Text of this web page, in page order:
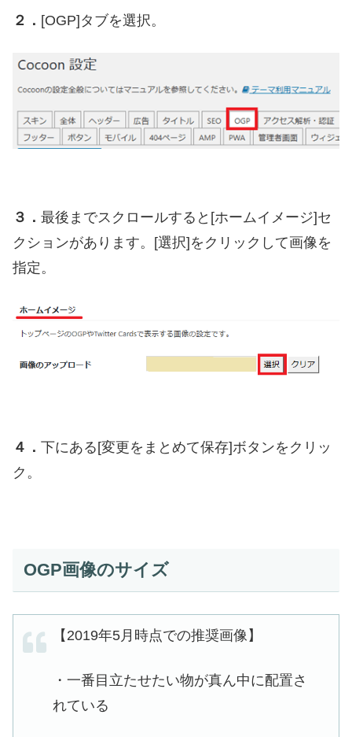
２． [OGP]タブを選択。
３． 最後までスクロールすると[ホームイメージ]セ
クションがあります。[選択]をクリックして画像を
指定。
４． 下にある[変更をまとめて保存]ボタンをクリッ
ク。
OGP画像のサイズ
【2019年5月時点での推奨画像】
・一番目立たせたい物が真ん中に配置さ
れている